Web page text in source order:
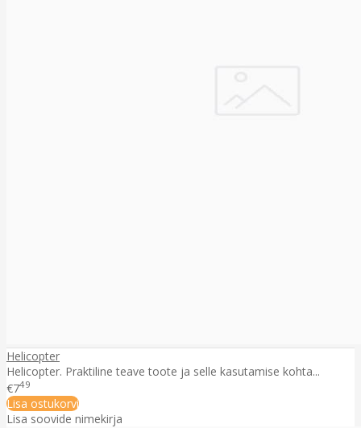
Helicopter
Helicopter. Praktiline teave toote ja selle kasutamise kohta...
€749
Lisa ostukorvi
Lisa soovide nimekirja